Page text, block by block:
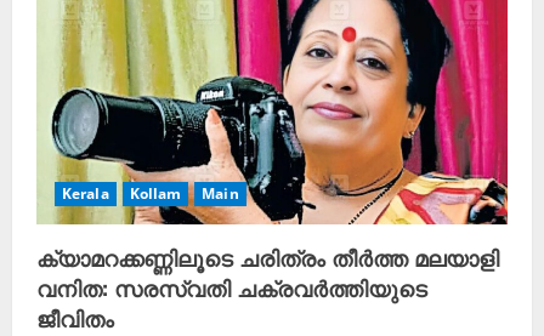
Kerala Kollam Main
ക്യാമറക്കണ്ണിലൂടെ ചരിത്രം തീർത്ത മലയാളി
വനിത: സരസ്വതി ചക്രവർത്തിയുടെ
ജീവിതം